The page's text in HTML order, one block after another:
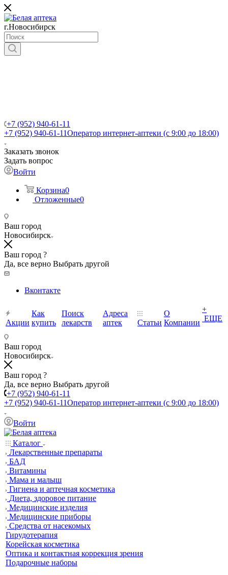
г.Новосибирск
+7 (952) 940-61-11
+7 (952) 940-61-11Оператор интернет-аптеки (с 9:00 до 18:00)
Заказать звонок
Задать вопрос
Войти
Корзина0
Отложенные0
Ваш город
Новосибирск
Ваш город ?
Да, все верно Выбрать другой
Вконтакте
Акции
Как
купить
Поиск
лекарств
Адреса
аптек
Статьи
О
Компании
+
ЕЩЕ
Ваш город
Новосибирск
Ваш город ?
Да, все верно Выбрать другой
+7 (952) 940-61-11
+7 (952) 940-61-11Оператор интернет-аптеки (с 9:00 до 18:00)
Войти
Каталог
Лекарственные препараты
БАД
Витамины
Мама и малыш
Гигиена и аптечная косметика
Диета, здоровое питание
Медицинские изделия
Медицинские приборы
Средства от насекомых
Гирудотерапия
Корейская косметика
Оптика и контактная коррекция зрения
Подарочные наборы